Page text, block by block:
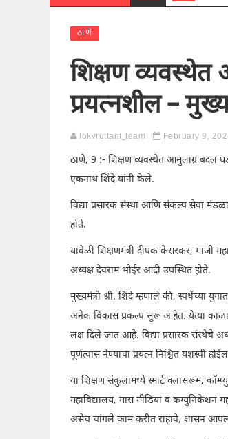
ठाणे
शिक्षण व्यवस्थेत
प्रयत्नशील –
lokvruttant_team February 9,
ठाणे, 9 :- शिक्षण व्यवस्थेत आमुलाग्र बदल
एकनाथ शिंदे यांनी केले.
विद्या प्रसारक संस्था आणि संकल्प सेवा
होते.
यावेळी शिक्षणमंत्री दीपक केसरकर, माजी
अध्यक्ष देवराम भोईर आदी उपस्थित होते.
मुख्यमंत्री श्री. शिंदे म्हणाले की, स्पर्धेच्या
अनेक विकास प्रकल्प सुरू आहेत. येत्या काळात
लक्ष दिले जात आहे. विद्या प्रसारक संस्थेचे
पूर्णत्वास नेण्याचा प्रयत्न निश्चित यशस्वी
या शिक्षण संकुलामध्ये स्मार्ट क्लासरूम,
महाविद्यालय, मास मीडिया व कम्युनिकेशन
असेच चांगले काम करीत राहावे, शासन